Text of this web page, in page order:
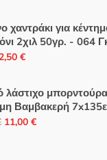
was:
46,80 €.
τιμή
είναι:
χαντράκι για
2χιλ 50γρ. - 064
€.
€Η
τιμή
είναι:
2,50 €.
λάστιχο
Βαμβακερή
Original
11,00 €Η